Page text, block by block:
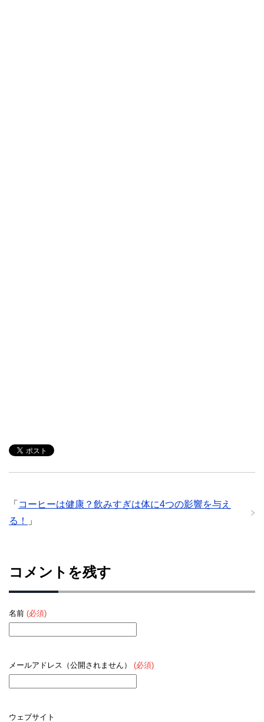
「 コーヒーは健康？飲みすぎは体に4つの影響を与え
る！
」
コメントを残す
名前 (必須)
メールアドレス（公開されません） (必須)
ウェブサイト